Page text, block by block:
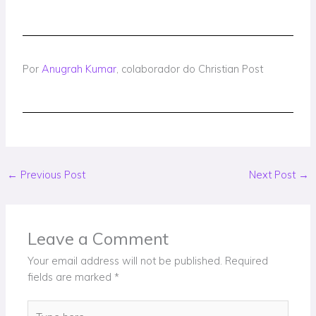
PorAnugrah Kumar, colaborador do Christian Post
← Previous Post Next Post →
Leave a Comment
Your email address will not be published. Required
fields are marked *